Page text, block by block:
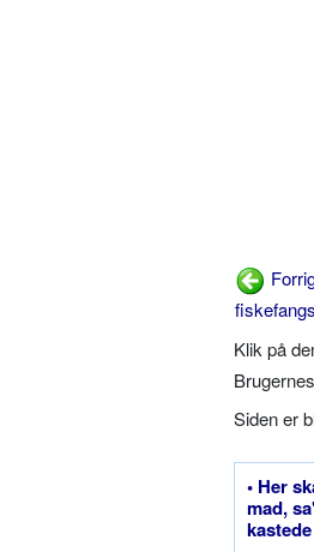
Klik på
Siden er
• Her
mad,